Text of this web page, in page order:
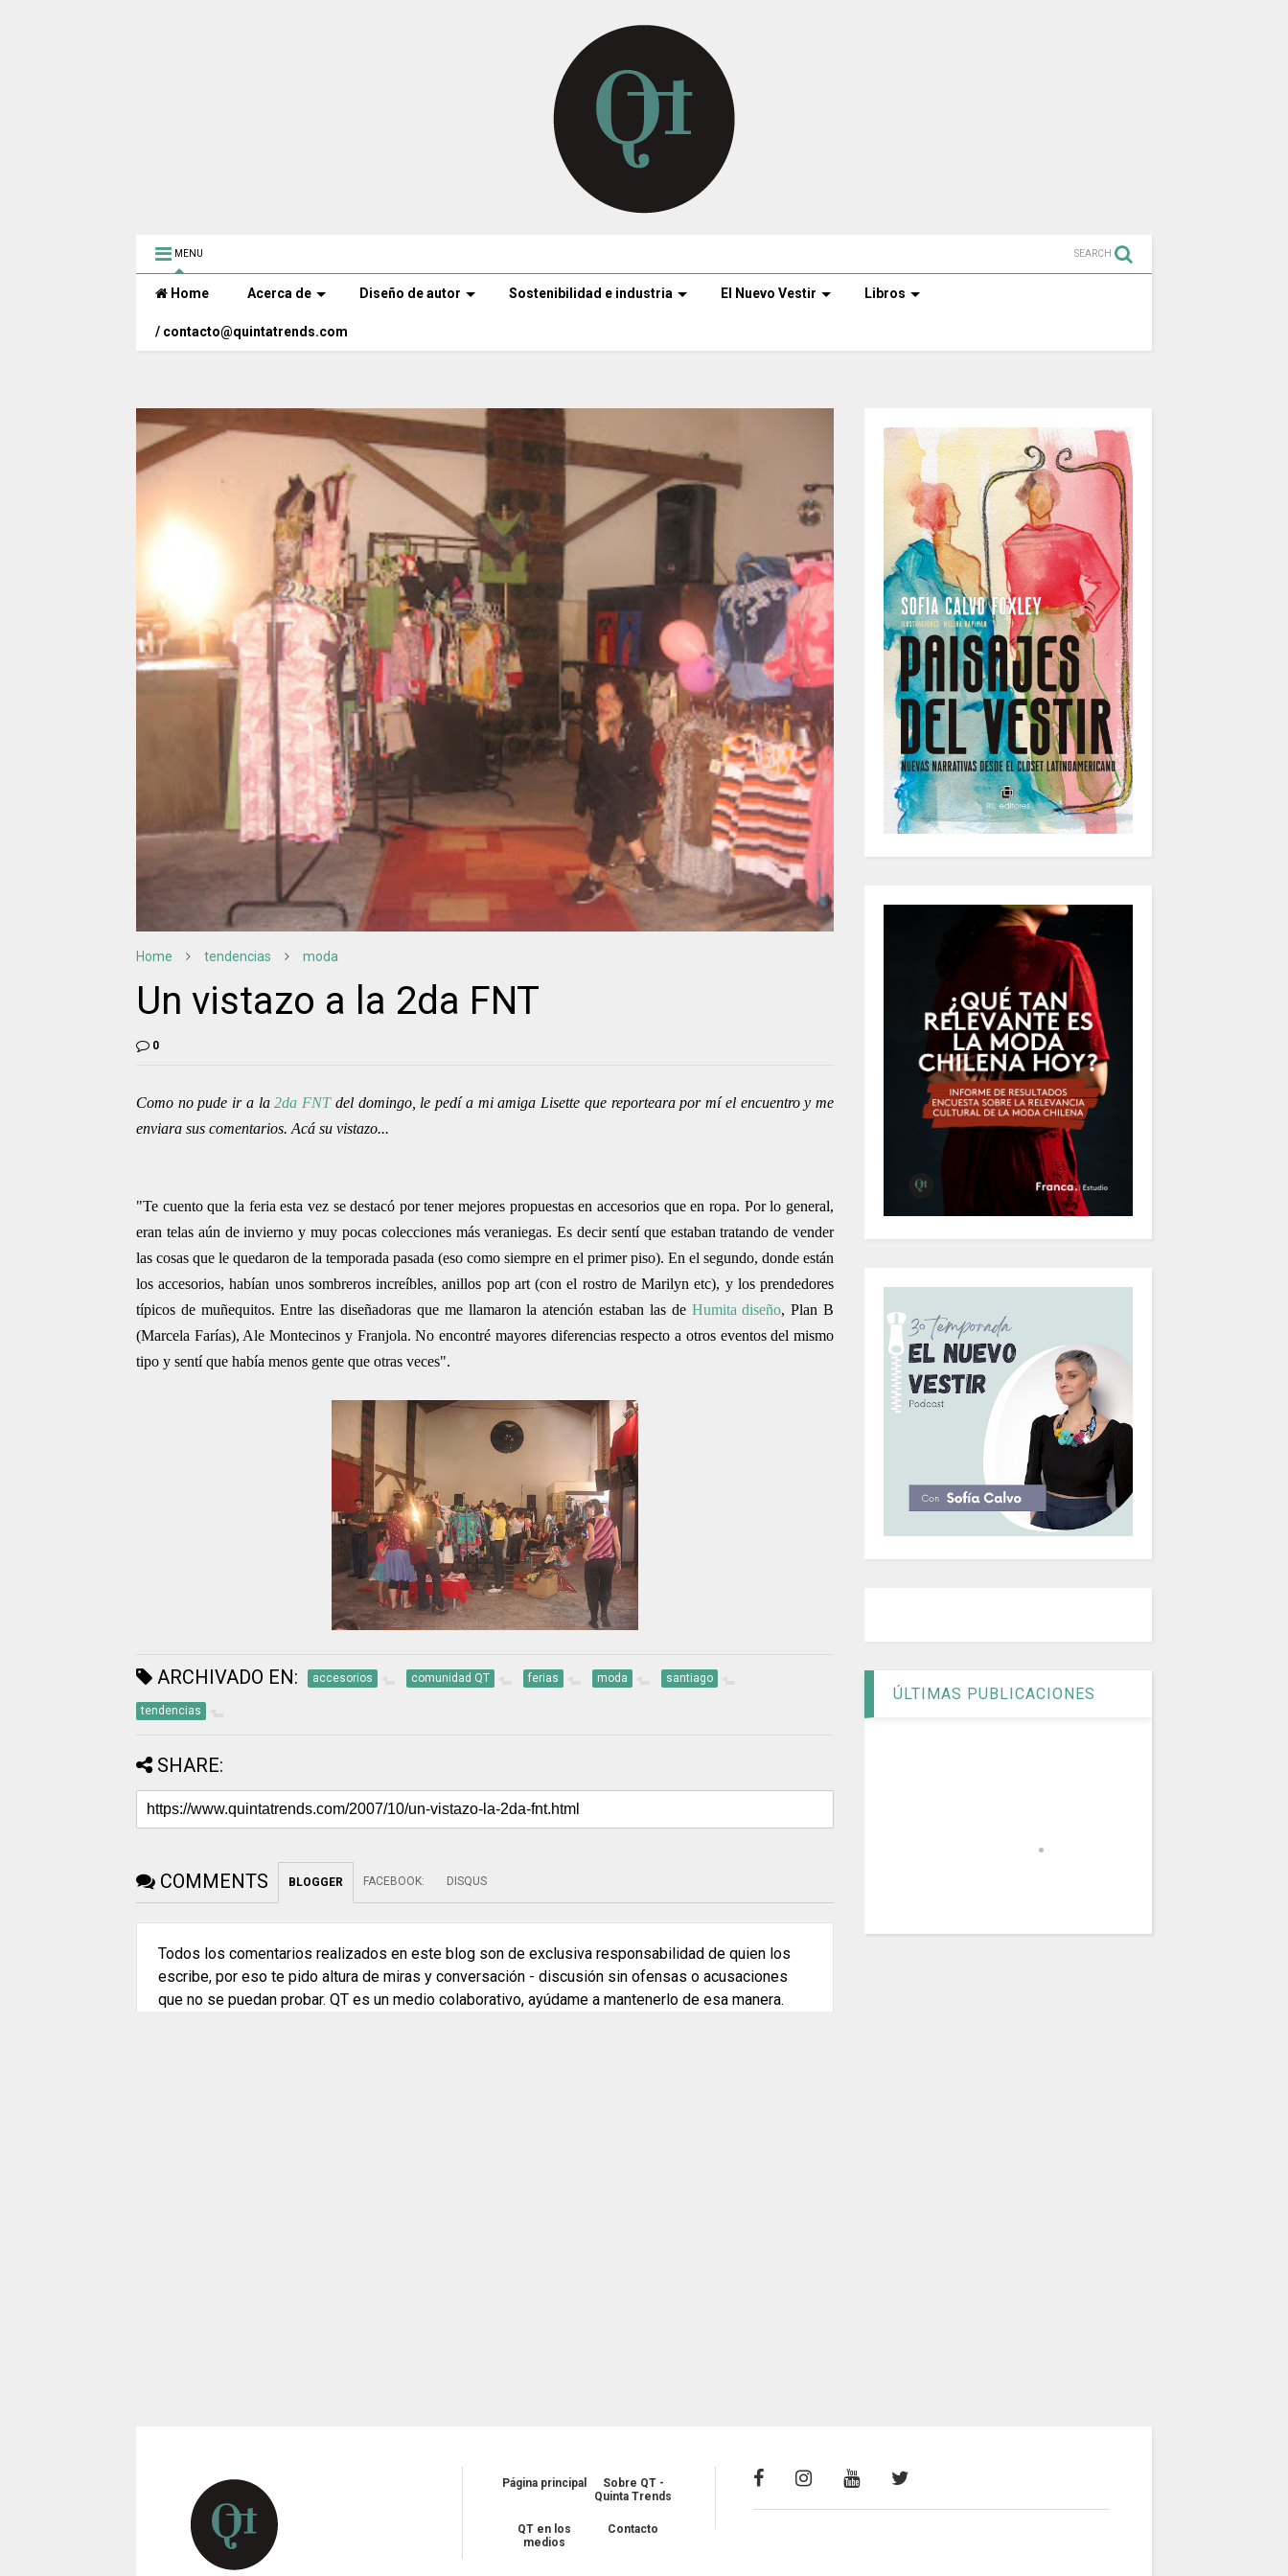
MENU SEARCH
Home Acerca de Diseño de autor Sostenibilidad e industria El Nuevo Vestir Libros
/ contacto@quintatrends.com
Home tendencias moda
Un vistazo a la 2da FNT
0
Como no pude ir a la2da FNTdel domingo, le pedí a mi amiga Lisette que reporteara por mí el encuentro y me
enviara sus comentarios. Acá su vistazo...
"Te cuento que la feria esta vez se destacó por tener mejores propuestas en accesorios que en ropa. Por lo general,
eran telas aún de invierno y muy pocas colecciones más veraniegas. Es decir sentí que estaban tratando de vender
las cosas que le quedaron de la temporada pasada (eso como siempre en el primer piso). En el segundo, donde están
los accesorios, habían unos sombreros increíbles, anillos pop art (con el rostro de Marilyn etc), y los prendedores
típicos de muñequitos. Entre las diseñadoras que me llamaron la atención estaban las de Humita diseño, Plan B
(Marcela Farías), Ale Montecinos y Franjola.No encontré mayores diferencias respecto a otros eventos del mismo
tipo y sentí que había menos gente que otras veces".
ARCHIVADO EN: accesorios comunidad QT ferias moda santiago
tendencias
SHARE:
COMMENTS BLOGGER FACEBOOK: DISQUS
Todos los comentarios realizados en este blog son de exclusiva responsabilidad de quien los
escribe, por eso te pido altura de miras y conversación - discusión sin ofensas o acusaciones
que no se puedan probar. QT es un medio colaborativo, ayúdame a mantenerlo de esa manera.
ÚLTIMAS PUBLICACIONES
Página principal
Sobre QT -
Quinta Trends
QT en los
medios
Contacto